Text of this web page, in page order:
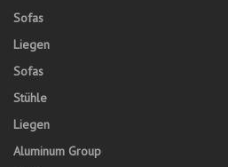
Sofas
Liegen
Sofas
Stühle
Liegen
Aluminum Group